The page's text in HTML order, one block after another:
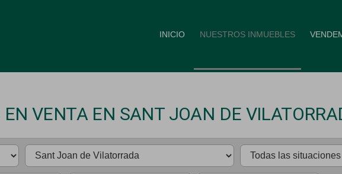
INICIO NUESTROS INMUEBLES
EN VENTA EN SANT JOAN DE